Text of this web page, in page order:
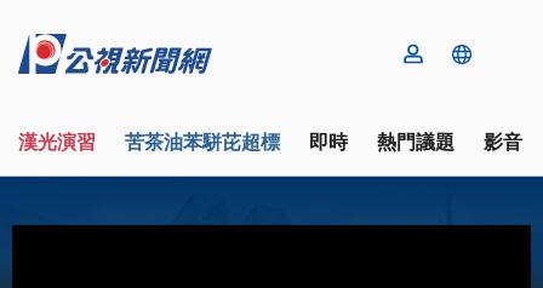
漢光演習 苦茶油苯駢芘超標 即時 熱門議題 影音